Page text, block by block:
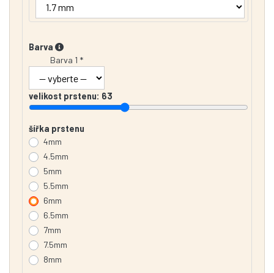
Barva
Barva 1 *
velikost prstenu: 63
šířka prstenu
4mm
4.5mm
5mm
5.5mm
6mm
6.5mm
7mm
7.5mm
8mm